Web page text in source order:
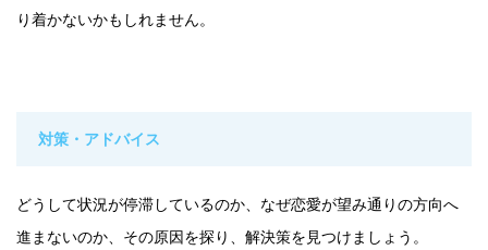
り着かないかもしれません。
対策・アドバイス
どうして状況が停滞しているのか、なぜ恋愛が望み通りの方向へ
進まないのか、その原因を探り、解決策を見つけましょう。